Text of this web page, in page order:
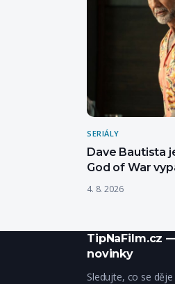
SERIÁLY
Dave Bautista
God of War
4. 8. 2026
TipNaFilm.cz
novinky
Sledujte, co se